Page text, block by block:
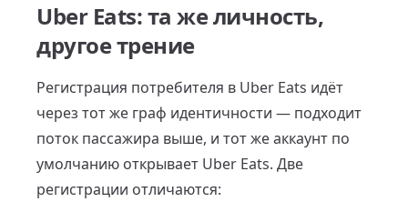
Uber Eats: та же личность,
другое трение
Регистрация потребителя в Uber Eats идёт
через тот же граф идентичности — подходит
поток пассажира выше, и тот же аккаунт по
умолчанию открывает Uber Eats. Две
регистрации отличаются: